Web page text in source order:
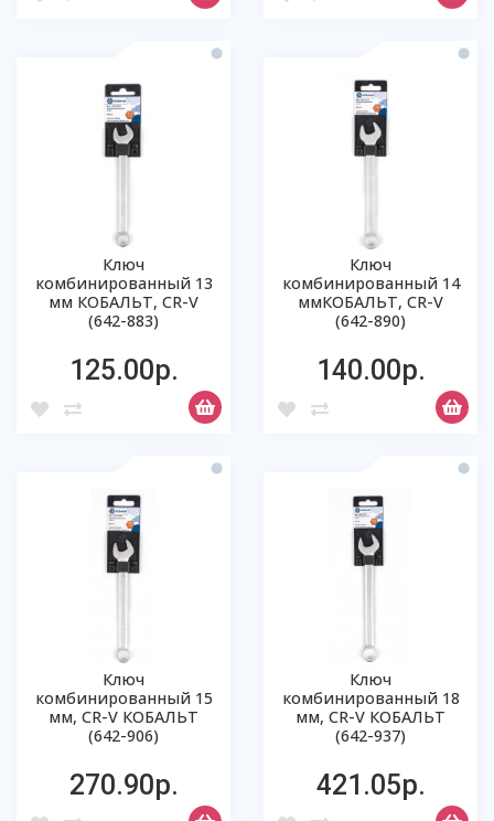
Ключ
комбинированный 13
мм КОБАЛЬТ, CR-V
(642-883)
125.00р.
Ключ
комбинированный 14
ммКОБАЛЬТ, CR-V
(642-890)
140.00р.
Ключ
комбинированный 15
мм, CR-V КОБАЛЬТ
(642-906)
270.90р.
Ключ
комбинированный 18
мм, CR-V КОБАЛЬТ
(642-937)
421.05р.